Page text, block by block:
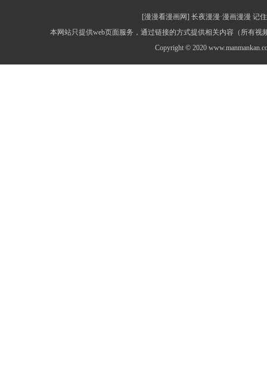
[漫漫看漫画网] 长夜漫漫·漫画漫漫 记
本网站只提供web页面服务，通过链接的方式提供相关内容（所有
Copyright © 2020